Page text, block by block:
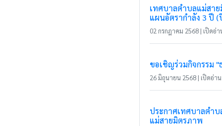
เทศบาลตำบลแม่สา
แผนอัตรากำลัง 3 ปี
02 กรกฎาคม 2568 | เปิดอ่า
ขอเชิญร่วมกิจกรรม
26 มิถุนายน 2568 | เปิดอ่า
ประกาศเทศบาลตำ
แม่สายมิตรภาพ